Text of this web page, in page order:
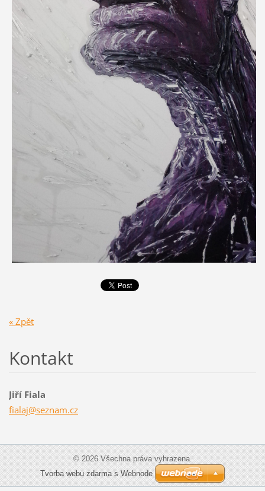
« Zpět
Kontakt
Jiří Fiala
fialaj@seznam.cz
© 2026 Všechna práva vyhrazena.
Tvorba webu zdarma s Webnode